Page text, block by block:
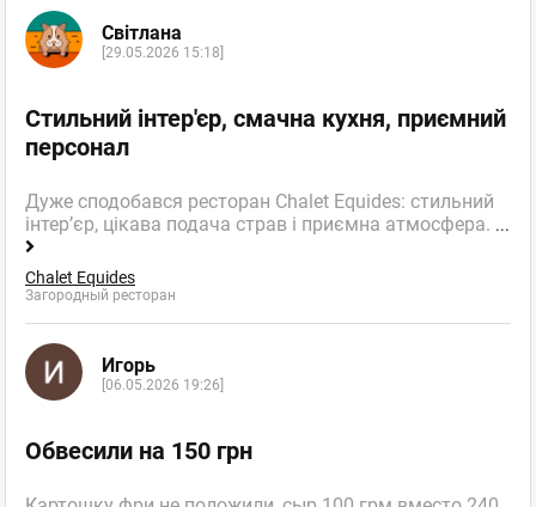
Світлана
[29.05.2026 15:18]
Стильний інтер'єр, смачна кухня, приємний
персонал
Дуже сподобався ресторан Chalet Equides: стильний
інтер’єр, цікава подача страв і приємна атмосфера. ...
Chalet Equides
Загородный ресторан
Игорь
[06.05.2026 19:26]
Обвесили на 150 грн